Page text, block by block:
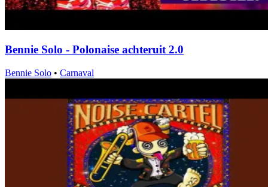
Bennie Solo - Polonaise achteruit 2.0
Bennie Solo • Carnaval